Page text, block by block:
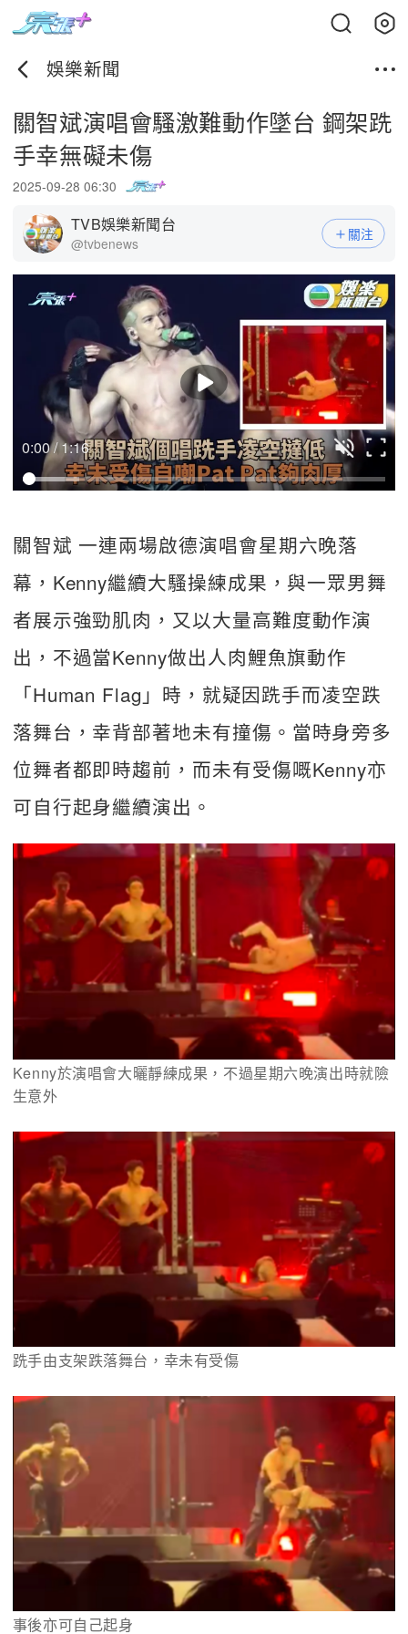
娛樂新聞
關智斌演唱會騷激難動作墜台 鋼架跣
手幸無礙未傷
2025-09-28 06:30
TVB娛樂新聞台
@tvbenews
關注
0:00 / 1:16
關智斌 一連兩場啟德演唱會星期六晚落
幕，Kenny繼續大騷操練成果，與一眾男舞
者展示強勁肌肉，又以大量高難度動作演
出，不過當Kenny做出人肉鯉魚旗動作
「Human Flag」時，就疑因跣手而凌空跌
落舞台，幸背部著地未有撞傷。當時身旁多
位舞者都即時趨前，而未有受傷嘅Kenny亦
可自行起身繼續演出。
Kenny於演唱會大曬靜練成果，不過星期六晚演出時就險
生意外
跣手由支架跌落舞台，幸未有受傷
事後亦可自己起身